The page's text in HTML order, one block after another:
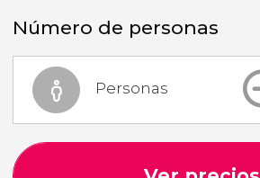
Número de personas
Personas